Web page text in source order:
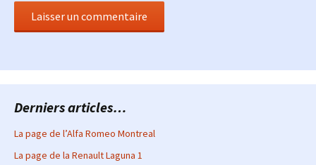
Derniers articles…
La page de l’Alfa Romeo Montreal
La page de la Renault Laguna 1